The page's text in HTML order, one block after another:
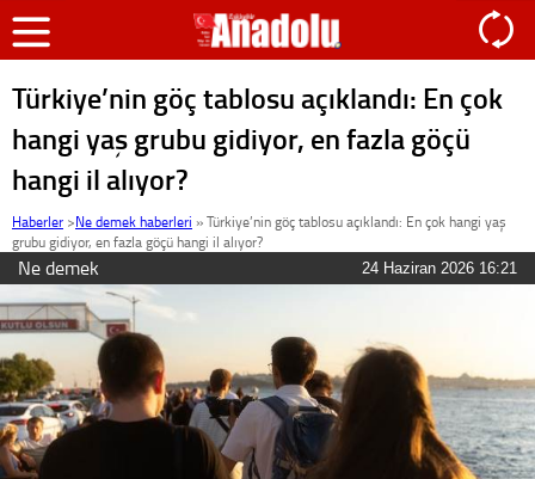
Türkiye’nin göç tablosu açıklandı: En çok
hangi yaş grubu gidiyor, en fazla göçü
hangi il alıyor?
Haberler >Ne demek haberleri »Türkiye’nin göç tablosu açıklandı: En çok hangi yaş
grubu gidiyor, en fazla göçü hangi il alıyor?
Ne demek 24 Haziran 2026 16:21